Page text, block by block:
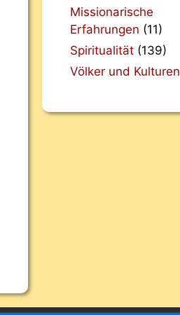
Missionarische
Erfahrungen (11)
Spiritualität (139)
Völker und Kulturen